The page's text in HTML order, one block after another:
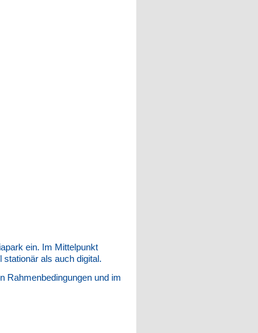
ein. Im Mittelpunkt
als auch digital.
Rahmenbedingungen und im